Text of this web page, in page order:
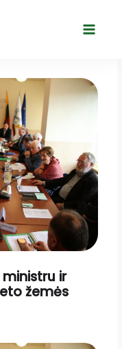
Main
ministru ir
žemės